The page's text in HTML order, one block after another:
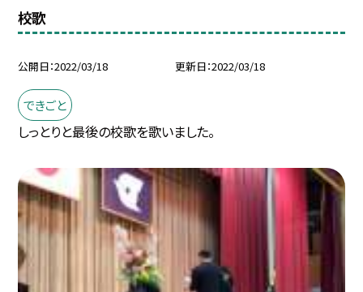
校歌
公開日 2022/03/18 更新日 2022/03/18
できごと
しっとりと最後の校歌を歌いました。